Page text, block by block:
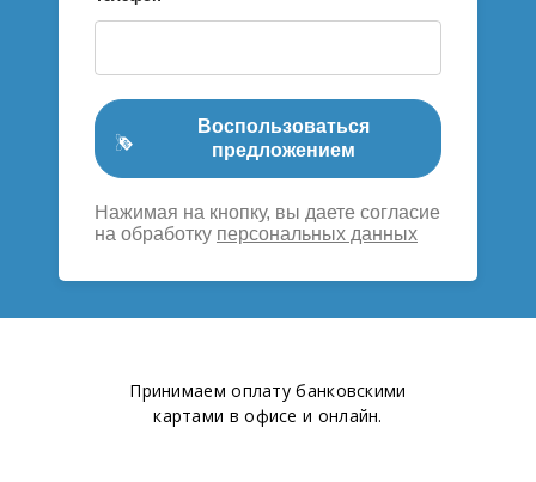
Воспользоваться
предложением
Нажимая на кнопку, вы даете согласие
на обработку персональных данных
Принимаем оплату банковскими
картами в офисе и онлайн.